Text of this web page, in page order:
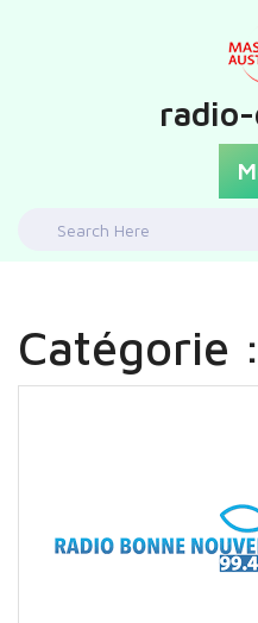
Search
Catégorie :